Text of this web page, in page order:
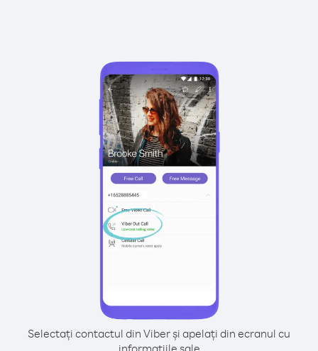
Selectați contactul din Viber și apelați din ecranul cu
informațiile sale